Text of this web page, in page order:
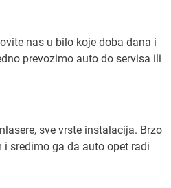
nas u bilo koje doba dana i
prevozimo auto do servisa ili
sve vrste instalacija. Brzo
sredimo ga da auto opet radi